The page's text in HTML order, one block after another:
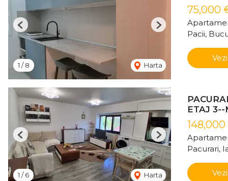
1 /8 Harta
Previous Next
75,000
Pacii,
1 /6 Harta
Previous Next
ETAJ
Pacurari,